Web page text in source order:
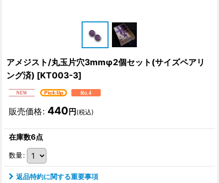
アメジスト/丸玉片穴3mmφ2個セット(サイズペアリ
ング済) [KT003-3]
販売価格: 440 円 (税込)
在庫数6点
数量:
返品特約に関する重要事項